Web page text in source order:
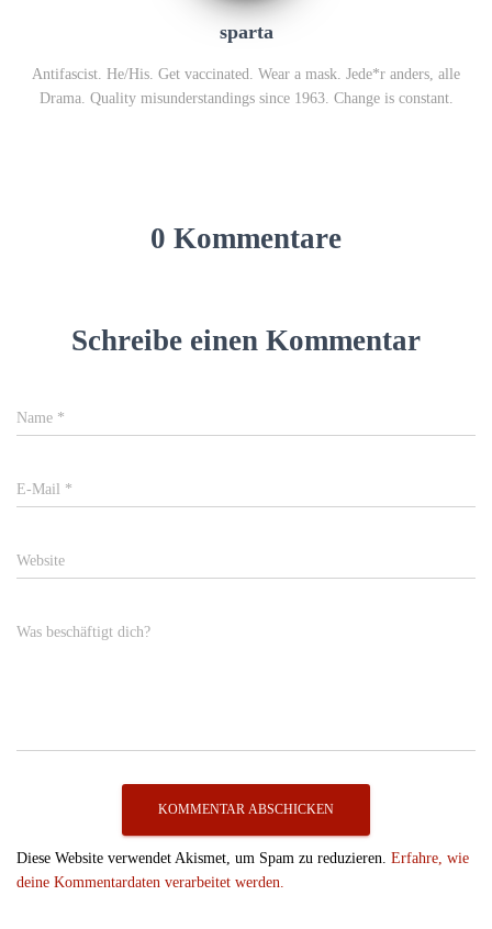
sparta
Antifascist. He/His. Get vaccinated. Wear a mask. Jede*r anders, alle
Drama. Quality misunderstandings since 1963. Change is constant.
0 Kommentare
Schreibe einen Kommentar
Name *
E-Mail *
Website
Was beschäftigt dich?
Diese Website verwendet Akismet, um Spam zu reduzieren. Erfahre, wie
deine Kommentardaten verarbeitet werden.